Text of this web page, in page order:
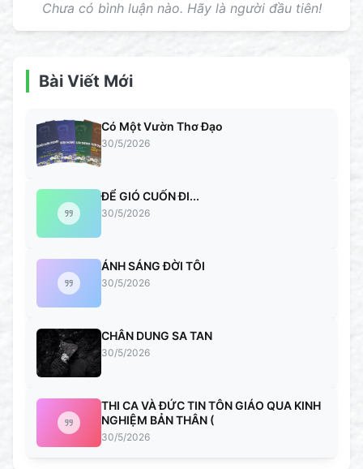
Chưa có bình luận nào. Hãy là người đầu tiên!
Bài Viết Mới
Có Một Vườn Thơ Đạo
30/5/2026
ĐỂ GIÓ CUỐN ĐI...
30/5/2026
ÁNH SÁNG ĐỜI TÔI
30/5/2026
CHÂN DUNG SA TAN
30/5/2026
THI CA VÀ ĐỨC TIN TÔN GIÁO QUA KINH
NGHIỆM BẢN THÂN (
30/5/2026